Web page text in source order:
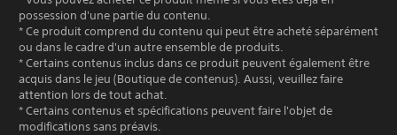
possession d'une partie du contenu.
* Ce produit comprend du contenu qui peut être acheté séparément
ou dans le cadre d'un autre ensemble de produits.
* Certains contenus inclus dans ce produit peuvent également être
acquis dans le jeu (Boutique de contenus). Aussi, veuillez faire
attention lors de tout achat.
* Certains contenus et spécifications peuvent faire l'objet de
modifications sans préavis.